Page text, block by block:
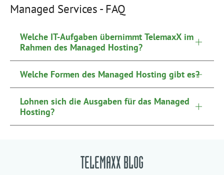
Managed Services - FAQ
Welche IT-Aufgaben übernimmt TelemaxX im
Rahmen des Managed Hosting?
Welche Formen des Managed Hosting gibt es?
Lohnen sich die Ausgaben für das Managed
Hosting?
TELEMAXX BLOG